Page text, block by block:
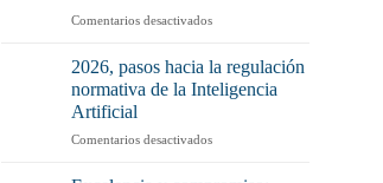
aplicarlo
pisa
acelerador:
récord
de
y
control
Comentarios desactivadosen
prácticas
cotizar?
vía
2026, pasos hacia la regulación
normativa de la Inteligencia
Artificial
Comentarios desactivadosen